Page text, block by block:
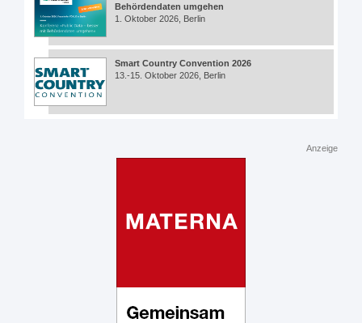
Behördendaten umgehen
1. Oktober 2026, Berlin
Smart Country Convention 2026
13.-15. Oktober 2026, Berlin
Anzeige